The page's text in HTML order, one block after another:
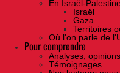
En Israël-
Israël
Gaza
Territoires
Où l'on parle de
Pour comprendre
Analyses,
Témoignages